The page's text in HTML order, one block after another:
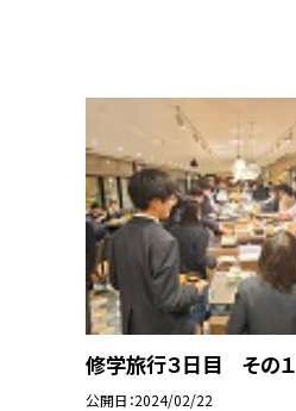
修学旅行３日目 その１
公開日 2024/02/22